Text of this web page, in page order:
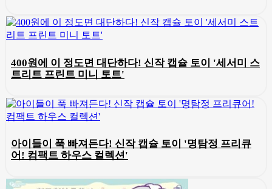
400원에 이 정도면 대단하다! 신작 캡슐 토이 '세서미 스
트리트 프린트 미니 토트'
아이들이 푹 빠져든다! 신작 캡슐 토이 '명탐정 프리큐
어! 컴팩트 하우스 컬렉션'